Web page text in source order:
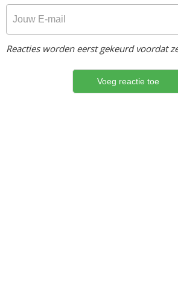
Reacties worden eerst gekeurd voordat